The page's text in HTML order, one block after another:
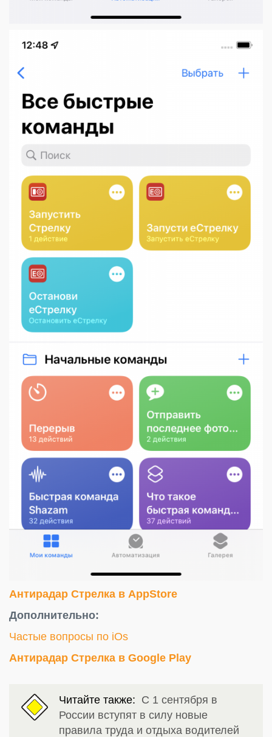
Антирадар Стрелка в AppStore
Дополнительно:
Частые вопросы по iOs
Антирадар Стрелка в Google Play
Читайте также: С 1 сентября в
России вступят в силу новые
правила труда и отдыха водителей